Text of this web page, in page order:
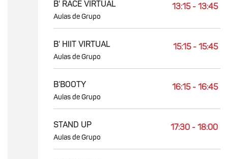
13:15 - 13:45
B' RACE VIRTUAL
Aulas de Grupo
15:15 - 15:45
B' HIIT VIRTUAL
Aulas de Grupo
16:15 - 16:45
B'BOOTY
Aulas de Grupo
17:30 - 18:00
STAND UP
Aulas de Grupo